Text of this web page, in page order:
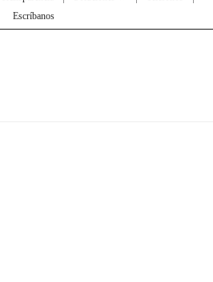
Escríbanos